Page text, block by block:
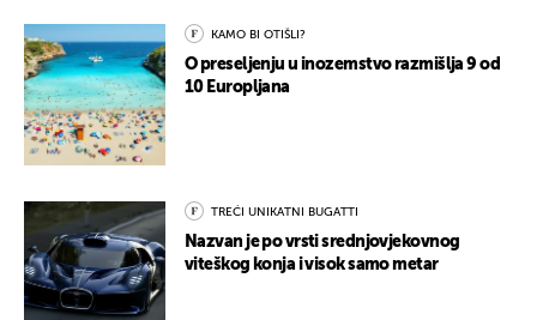
KAMO BI OTIŠLI?
O preseljenju u inozemstvo razmišlja 9 od
10 Europljana
TREĆI UNIKATNI BUGATTI
Nazvan je po vrsti srednjovjekovnog
viteškog konja i visok samo metar